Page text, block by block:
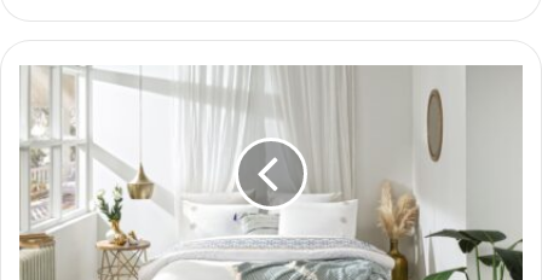
LCW
Home’dan
Ramazan
Ayına
Özel Koleksiyon